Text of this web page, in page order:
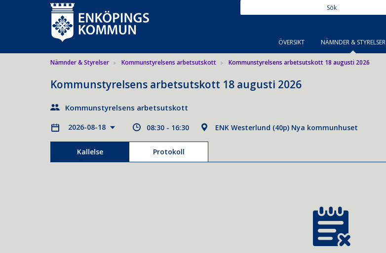
ÖVERSIKT NÄMNDER & STYRELSER
Nämnder & Styrelser Kommunstyrelsens arbetsutskott Kommunstyrelsens arbetsutskott 18 augusti 2026
Kommunstyrelsens arbetsutskott 18 augusti 2026
Kommunstyrelsens arbetsutskott
2026-08-18 08:30 - 16:30 ENK Westerlund (40p) Nya kommunhuset
Kallelse Protokoll